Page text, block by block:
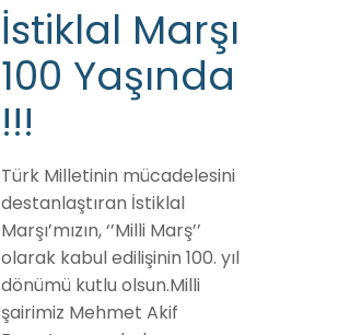
İstiklal Marşı
100 Yaşında
!!!
Türk Milletinin mücadelesini
destanlaştıran İstiklal
Marşı’mızın, ‘’Milli Marş’’
olarak kabul edilişinin 100. yıl
dönümü kutlu olsun.Milli
şairimiz Mehmet Akif